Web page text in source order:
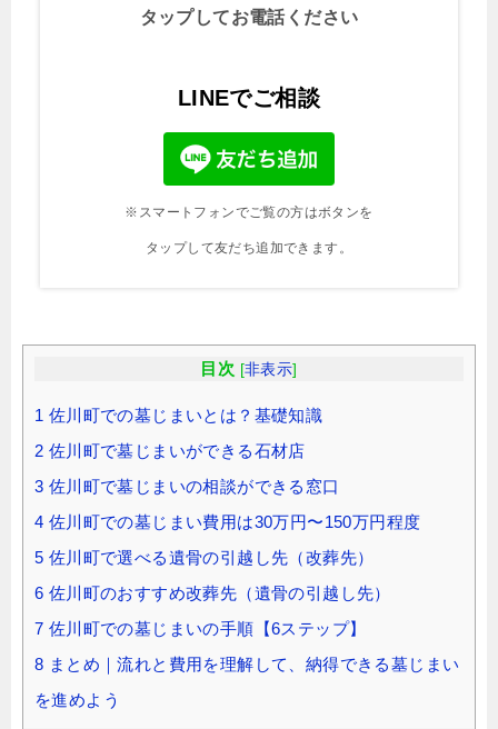
タップしてお電話ください
LINEでご相談
※スマートフォンでご覧の方はボタンを
タップして友だち追加できます。
目次 [非表示]
1 佐川町での墓じまいとは？基礎知識
2 佐川町で墓じまいができる石材店
3 佐川町で墓じまいの相談ができる窓口
4 佐川町での墓じまい費用は30万円〜150万円程度
5 佐川町で選べる遺骨の引越し先（改葬先）
6 佐川町のおすすめ改葬先（遺骨の引越し先）
7 佐川町での墓じまいの手順【6ステップ】
8 まとめ｜流れと費用を理解して、納得できる墓じまい
を進めよう